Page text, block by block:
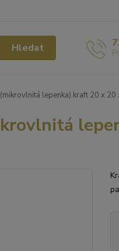
Hledat
lepenka) kraft 20 x